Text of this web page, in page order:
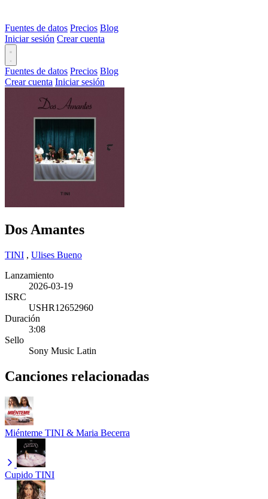
Fuentes de datos Precios Blog
Iniciar sesión Crear cuenta
Fuentes de datos Precios Blog
Crear cuenta Iniciar sesión
Dos Amantes
TINI , Ulises Bueno
Lanzamiento
2026-03-19
ISRC
USHR12652960
Duración
3:08
Sello
Sony Music Latin
Canciones relacionadas
Miénteme TINI & Maria Becerra
Cupido TINI